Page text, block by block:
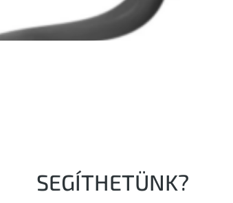
SEGÍTHETÜNK?